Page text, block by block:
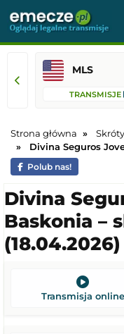
MLS
TRANSMISJE
Strona główna
Divina Seguros
Polub nas!
Divina
Baskonia –
(18.04.2026)
Transmisja online